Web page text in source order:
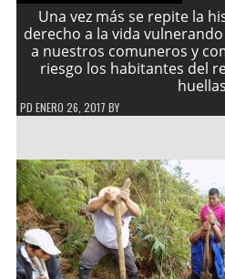
Una vez más se repite la
derecho a la vida
a nuestros comuneros y
riesgo los habitantes del
PD ENERO 26, 2017 BY